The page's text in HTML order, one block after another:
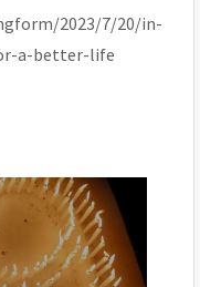
2023/7/20/in-
a-better-life